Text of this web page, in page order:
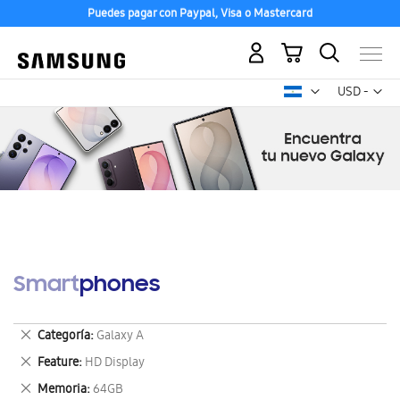
Puedes pagar con Paypal, Visa o Mastercard
USD -
dólar
Mi carrito
Smartphones
Categoría Galaxy A
Eliminar
este
artículo
Feature HD Display
Eliminar
este
Memoria 64GB
Eliminar